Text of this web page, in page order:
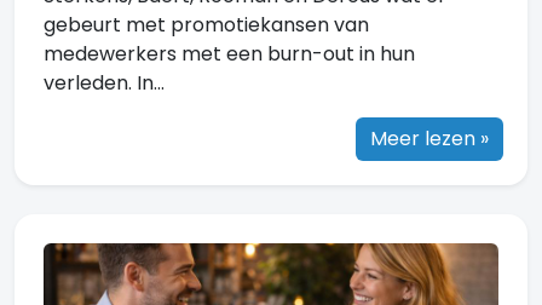
gebeurt met promotiekansen van
medewerkers met een burn-out in hun
verleden. In...
Meer lezen »